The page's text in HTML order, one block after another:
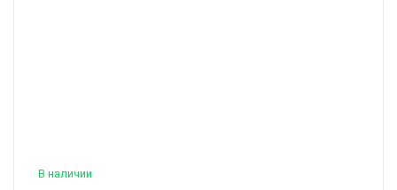
В наличии